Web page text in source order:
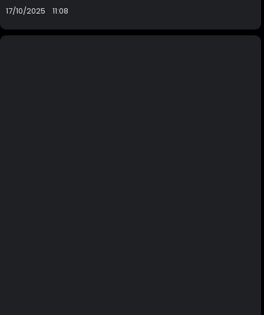
17/10/2025 11:08